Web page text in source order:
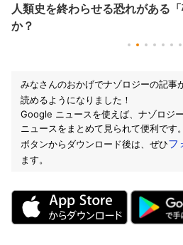
人類史を終わらせる恐れがある
か？
みなさんのおかげでナゾロジーの記事
読めるようになりました！
Google ニュースを使えば、ナゾロジ
ニュースをまとめて見られて便利です。
ボタンからダウンロード後は、ぜひフ
ます。